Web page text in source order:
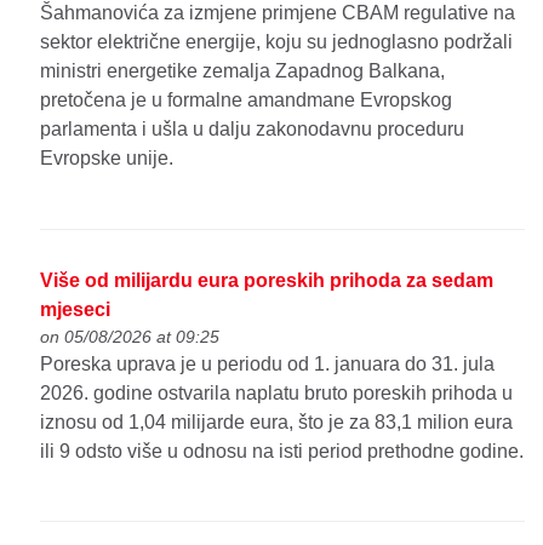
Šahmanovića za izmjene primjene CBAM regulative na
sektor električne energije, koju su jednoglasno podržali
ministri energetike zemalja Zapadnog Balkana,
pretočena je u formalne amandmane Evropskog
parlamenta i ušla u dalju zakonodavnu proceduru
Evropske unije.
Više od milijardu eura poreskih prihoda za sedam
mjeseci
on 05/08/2026 at 09:25
Poreska uprava je u periodu od 1. januara do 31. jula
2026. godine ostvarila naplatu bruto poreskih prihoda u
iznosu od 1,04 milijarde eura, što je za 83,1 milion eura
ili 9 odsto više u odnosu na isti period prethodne godine.